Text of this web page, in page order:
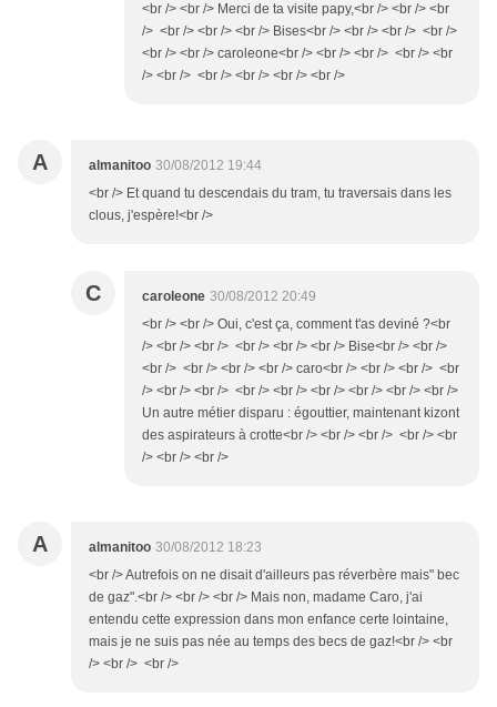
<br /> <br /> Merci de ta visite papy,<br /> <br /> <br
/> <br /> <br /> <br /> Bises<br /> <br /> <br /> <br />
<br /> <br /> caroleone<br /> <br /> <br /> <br /> <br
/> <br /> <br /> <br /> <br /> <br />
A almanitoo 30/08/2012 19:44
<br /> Et quand tu descendais du tram, tu traversais dans les
clous, j'espère!<br />
C caroleone 30/08/2012 20:49
<br /> <br /> Oui, c'est ça, comment t'as deviné ?<br
/> <br /> <br /> <br /> <br /> <br /> Bise<br /> <br />
<br /> <br /> <br /> <br /> caro<br /> <br /> <br /> <br
/> <br /> <br /> <br /> <br /> <br /> <br /> <br /> <br />
Un autre métier disparu : égouttier, maintenant kizont
des aspirateurs à crotte<br /> <br /> <br /> <br /> <br
/> <br /> <br />
A almanitoo 30/08/2012 18:23
<br /> Autrefois on ne disait d'ailleurs pas réverbère mais" bec
de gaz".<br /> <br /> <br /> Mais non, madame Caro, j'ai
entendu cette expression dans mon enfance certe lointaine,
mais je ne suis pas née au temps des becs de gaz!<br /> <br
/> <br /> <br />